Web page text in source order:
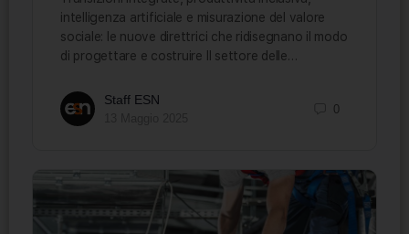
intelligenza artificiale e misurazione del valore
sociale: le nuove direttrici che ridisegnano il modo
di progettare e costruire Il settore delle…
Staff ESN
0